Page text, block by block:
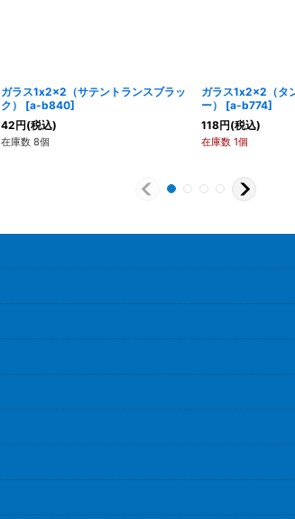
ガラス1x2x2（サテントランスブラッ
ク）
[a-b840]
42円(税込)
在庫数 8個
ガラス1x2x2（タ
ー）
[a-b774]
118円(税込)
在庫数 1個